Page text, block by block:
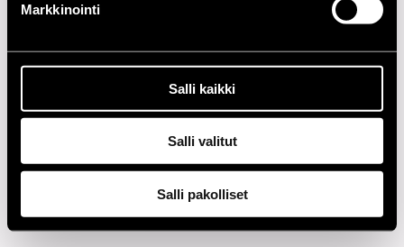
Markkinointi
Salli kaikki
Salli valitut
Salli pakolliset
1960-LUKU